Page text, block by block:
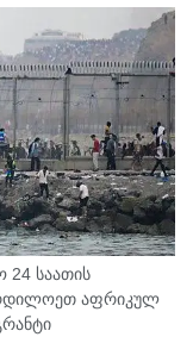
24 საათის
აფრიკულ